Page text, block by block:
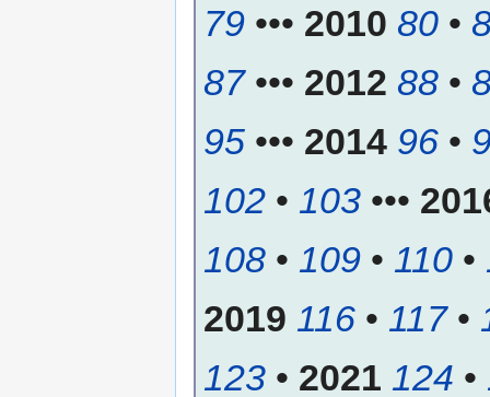
79 ••• 2010 80 •
87••• 2012 88 •
95 ••• 2014 96 •
102 • 103 •••
108 • 109 • 110 •
2019 116 • 117•
123 • 2021 124 •